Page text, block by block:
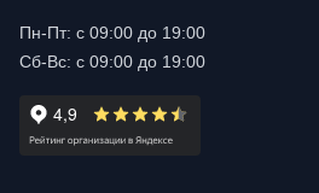
Пн-Пт: с 09:00 до 19:00
Сб-Вс: с 09:00 до 19:00